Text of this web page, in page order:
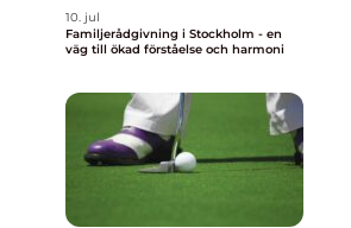
10. jul
Familjerådgivning i Stockholm - en
väg till ökad förståelse och harmoni